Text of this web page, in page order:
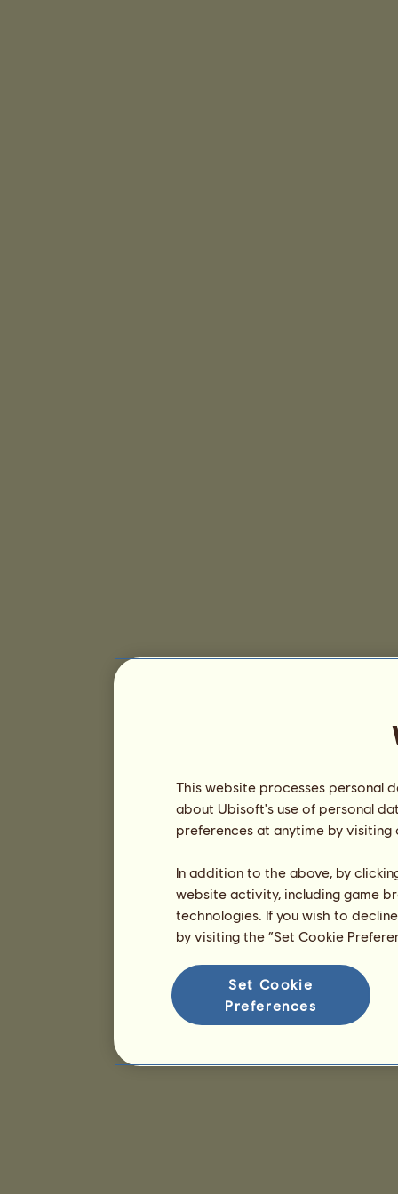
This website processes personal
about Ubisoft's use of personal
preferences at anytime by
In addition to the above, by
website activity, including game
technologies. If you wish to
by visiting the “Set Cookie
Set Cookie
Preferences